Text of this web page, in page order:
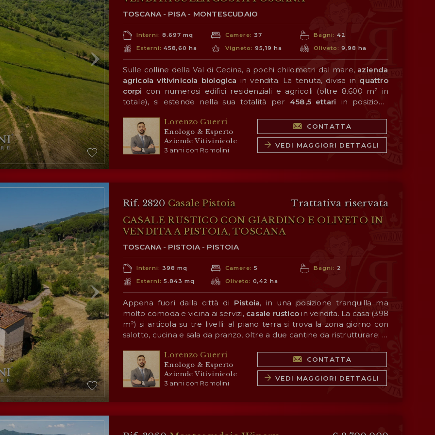
TOSCANA - PISA - MONTESCUDAIO
Interni: 8.697 mq Camere: 37 Bagni:42
Esterni: 458,60 ha Vigneto: 95,19 ha Oliveto:9,98 ha
Sulle colline della Val di Cecina, a pochi chilometri dal mare, azienda
agricola vitivinicola biologica in vendita. La tenuta, divisa in quattro
corpi con numerosi edifici residenziali e agricoli (oltre 8.600 m² in
totale), si estende nella sua totalità per 458,5 ettari in posizione
favorevolmente sulla qualità dei prodotti.
La colonna portate dell’azienda è la produzione di vino, portata avanti
grazie a un impressionante
vigneto di 95,2 ettaricon varietà
Sangiovese, Merlot, Syrah, Cabernet Franc, Cabernet Sauvignon, Petit
Verdot, Viognier e Roussanne. La produzione si compone di una linea
nuove colture, e grandi estensioni di boschi (305,9 ha) che assicurano
posti ideali per passeggiate ed escursioni nel verde.
Lorenzo Guerri
Enologo & Esperto
Aziende Vitivinicole
3 anni con Romolini
CONTATTA
VEDI MAGGIORI DETTAGLI
Rif. 2820 Casale Pistoia
Trattativa riservata
CASALE RUSTICO CON GIARDINO E OLIVETO IN
VENDITA A PISTOIA, TOSCANA
TOSCANA - PISTOIA - PISTOIA
Interni: 398 mq Camere: 5 Bagni: 2
Esterni: 5.843 mq Oliveto: 0,42 ha
Appena fuori dalla città di Pistoia, in una posizione tranquilla ma
molto comoda e vicina ai servizi, casale rustico in vendita. La casa (398
m²) si articola su tre livelli: al piano terra si trova la zona giorno con
salotto, cucina e sala da pranzo, oltre a due cantine da ristrutturare; al
camere e due bagni; il sottotetto (anticamente una colombaia) è da
ristrutturare.
panoramica sulla campagna circostante, circondato a sua volta da un
oliveto
(4.200 m²) che permette di produrre una piccola quantità di
olio per uso personale.
CITTÀ PIÙ VICINE
Servizi più vicini (3km; 5’), Pistoia (4km; 7’), Monsummano Terme
Lorenzo Guerri
Enologo & Esperto
Aziende Vitivinicole
3 anni con Romolini
CONTATTA
VEDI MAGGIORI DETTAGLI